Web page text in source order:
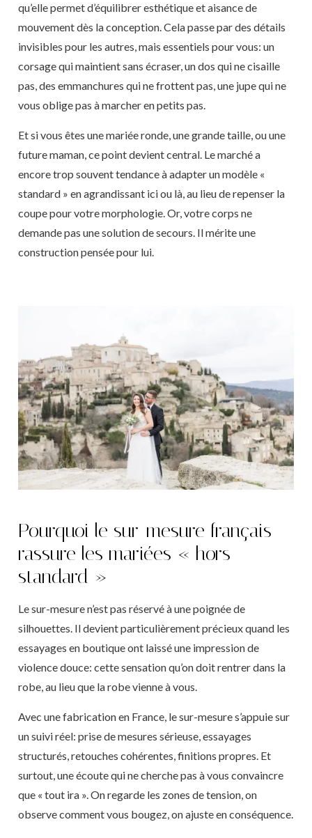
qu’elle permet d’équilibrer esthétique et aisance de
mouvement dès la conception. Cela passe par des détails
invisibles pour les autres, mais essentiels pour vous: un
corsage qui maintient sans écraser, un dos qui ne cisaille
pas, des emmanchures qui ne frottent pas, une jupe qui ne
vous oblige pas à marcher en petits pas.
Et si vous êtes une mariée ronde, une grande taille, ou une
future maman, ce point devient central. Le marché a
encore trop souvent tendance à adapter un modèle «
standard » en agrandissant ici ou là, au lieu de repenser la
coupe pour votre morphologie. Or, votre corps ne
demande pas une solution de secours. Il mérite une
construction pensée pour lui.
Pourquoi le sur-mesure français
rassure les mariées « hors
standard »
Le sur-mesure n’est pas réservé à une poignée de
silhouettes. Il devient particulièrement précieux quand les
essayages en boutique ont laissé une impression de
violence douce: cette sensation qu’on doit rentrer dans la
robe, au lieu que la robe vienne à vous.
Avec une fabrication en France, le sur-mesure s’appuie sur
un suivi réel: prise de mesures sérieuse, essayages
structurés, retouches cohérentes, finitions propres. Et
surtout, une écoute qui ne cherche pas à vous convaincre
que « tout ira ». On regarde les zones de tension, on
observe comment vous bougez, on ajuste en conséquence.